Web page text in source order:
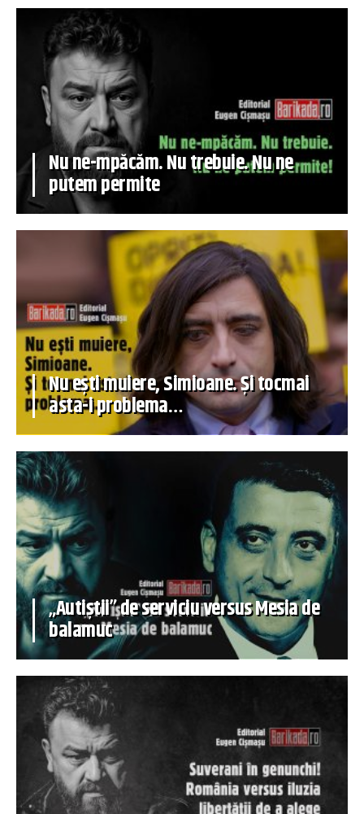
Nu ne-mpăcăm. Nu trebuie. Nu ne
putem permite
Nu ești muiere, Simioane. Și tocmai
asta-i problema…
„Autiștii” de serviciu versus Mesia de
balamuc